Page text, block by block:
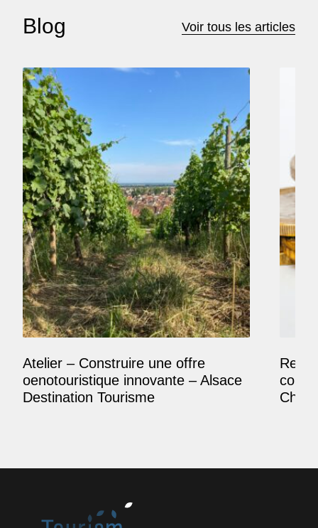
Blog Voir tous les articles
Atelier – Construire une offre
oenotouristique innovante – Alsace
Destination Tourisme